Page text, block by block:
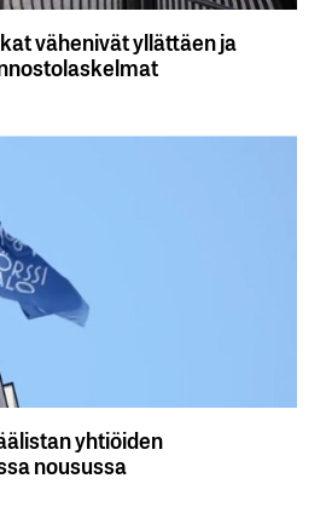
vähenivät yllättäen ja
yhtiöiden
nousussa